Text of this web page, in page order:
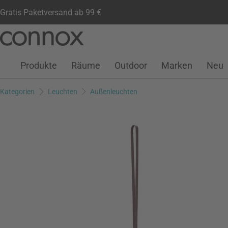
Gratis Paketversand ab 99 €
Seiteninhalt
Suchfeld
Kundenkonto
Wunschliste
Warenkorb
Produkte Räume Outdoor Marken Neu
Kategorien Leuchten Außenleuchten